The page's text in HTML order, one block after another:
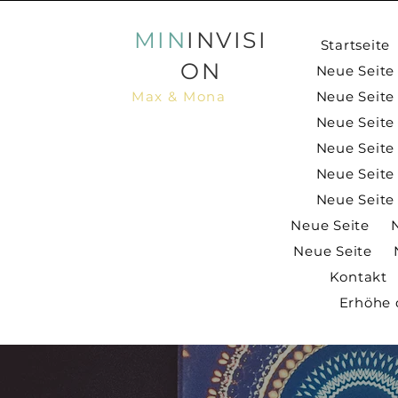
MIN INVISI
ON
Max & Mona
Startseite
Neue Seite
Neue Seite
Neue Seite
Neue Seite
Neue Seite
Neue Seite
Neue Seite
Neue Seite
Kontakt
Erhöhe